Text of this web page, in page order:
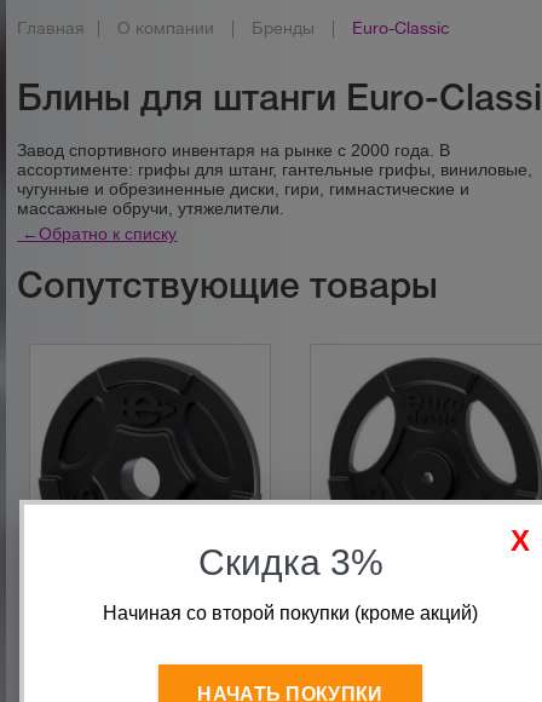
Главная О компании Бренды Euro-Classic
Блины для штанги Euro-
Завод спортивного инвентаря на рынке с 2000 года. В
ассортименте: грифы для штанг, гантельные грифы, виниловые,
чугунные и обрезиненные диски, гири, гимнастические и
массажные обручи, утяжелители.
←Обратно к списку
Сопутствующие товары
Блин чугунный 1,25 кг d26
Диск для штанги 20 кг d26
Скидка 3%
Начиная со второй покупки (кроме акций)
НАЧАТЬ ПОКУПКИ